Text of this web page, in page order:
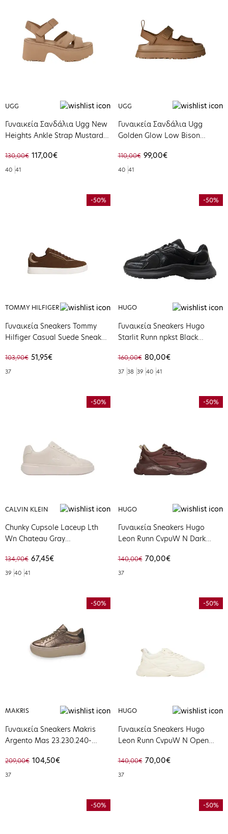
UGG
Γυναικεία Σανδάλια Ugg New
Heights Ankle Strap Mustard
130,00€ 117,00€
40 41
UGG
Γυναικεία Σανδάλια Ugg
Golden Glow Low Bison
110,00€ 99,00€
40 41
-50%
TOMMY HILFIGER
Γυναικεία Sneakers Tommy
Hilfiger Casual Suede Sneaker
GV0
103,90€ 51,95€
37
-50%
HUGO
Γυναικεία Sneakers Hugo
Starlit Runn npkst Black
160,00€ 80,00€
37 38 39 40 41
-50%
CALVIN KLEIN
Chunky Cupsole Laceup Lth
Wn Chateau Gray
134,90€ 67,45€
39 40 41
-50%
HUGO
Γυναικεία Sneakers Hugo
Leon Runn CvpuW N Dark
140,00€ 70,00€
37
-50%
MAKRIS
Γυναικεία Sneakers Makris
Argento Mas 23.230.240-
209,00€ 104,50€
37
-50%
HUGO
Γυναικεία Sneakers Hugo
Leon Runn CvpuW N Open
140,00€ 70,00€
37
-50% -50%